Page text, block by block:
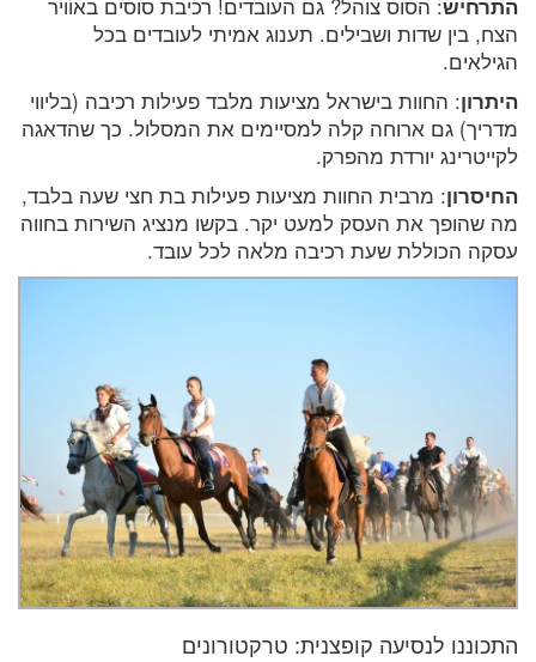
הצח, בין שדות ושבילים. תענוג אמיתי לעובדים בכל
הגילאים.
היתרון: החוות בישראל מציעות מלבד פעילות רכיבה (בליווי
מדריך) גם ארוחה קלה למסיימים את המסלול. כך שהדאגה
לקייטרינג יורדת מהפרק.
החיסרון: מרבית החוות מציעות פעילות בת חצי שעה בלבד,
מה שהופך את העסק למעט יקר. בקשו מנציג השירות בחווה
עסקה הכוללת שעת רכיבה מלאה לכל עובד.
התכוננו לנסיעה קופצנית: טרקטורונים